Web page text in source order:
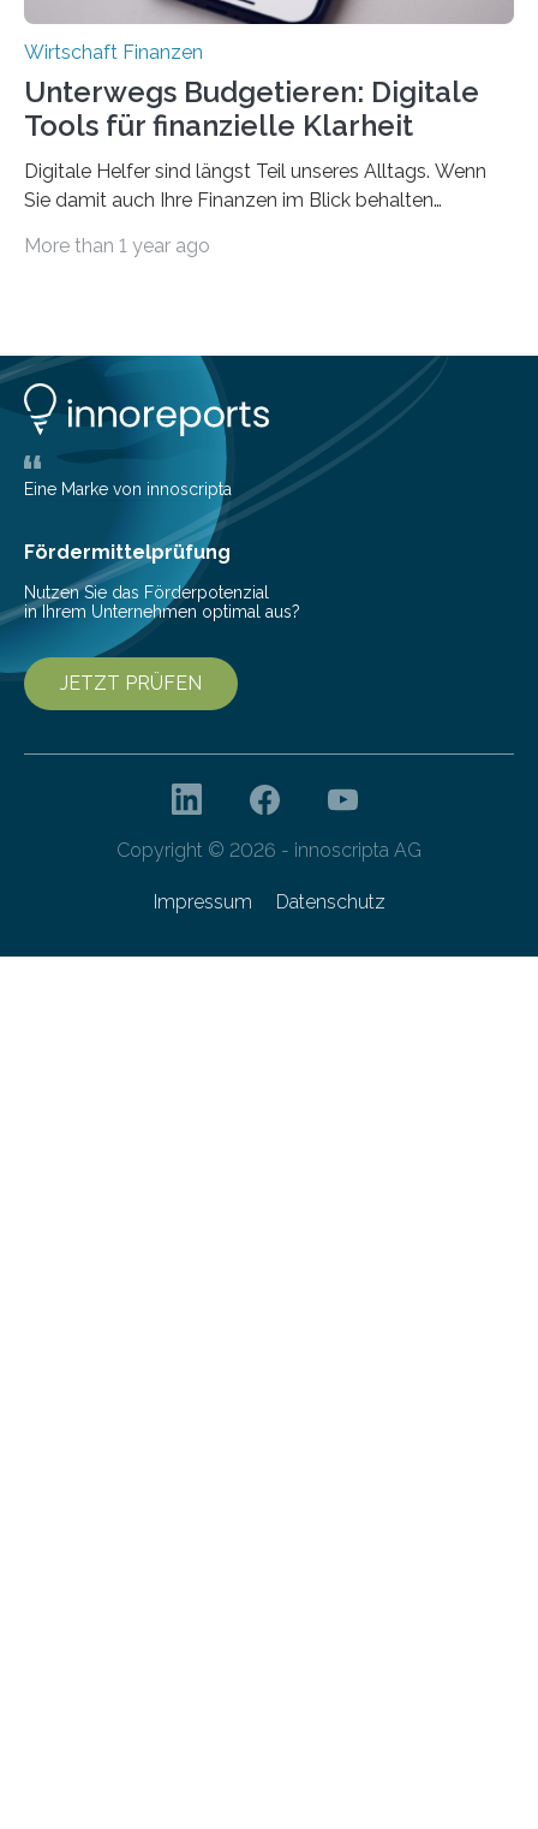
Wirtschaft Finanzen
Unterwegs Budgetieren: Digitale
Tools für finanzielle Klarheit
Digitale Helfer sind längst Teil unseres Alltags. Wenn
Sie damit auch Ihre Finanzen im Blick behalten
die genau das ermöglichen: Sie helfen Ihnen, Ausgaben
Lösungen interessieren. 1. Multibanking-Tools: Alle
Konten auf einen Blick Viele Banken bieten bereits in
ihrem Online-Banking eine Multibanking-Funktion an,
mit der sich Konten bei anderen Banken…
More than 1 year ago
Eine Marke von innoscripta
Fördermittelprüfung
Nutzen Sie das Förderpotenzial
in Ihrem Unternehmen optimal aus?
JETZT PRÜFEN
Copyright © 2026 - innoscripta AG
Impressum Datenschutz